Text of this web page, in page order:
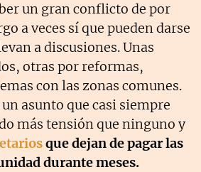
un gran conflicto de por
a veces sí que pueden darse
a discusiones. Unas
otras por reformas,
con las zonas comunes.
asunto que casi siempre
más tensión que ninguno y
que dejan de pagar las
durante meses.